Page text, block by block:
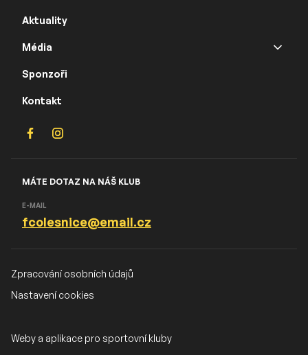
Aktuality
Média
Sponzoři
Kontakt
MÁTE DOTAZ NA NÁŠ KLUB
E-MAIL
fcolesnice@email.cz
Zpracování osobních údajů
Nastavení cookies
Weby a aplikace pro sportovní kluby